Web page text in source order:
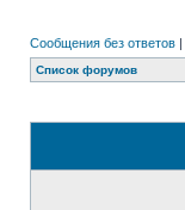
Сообщения без ответов |
Список форумов